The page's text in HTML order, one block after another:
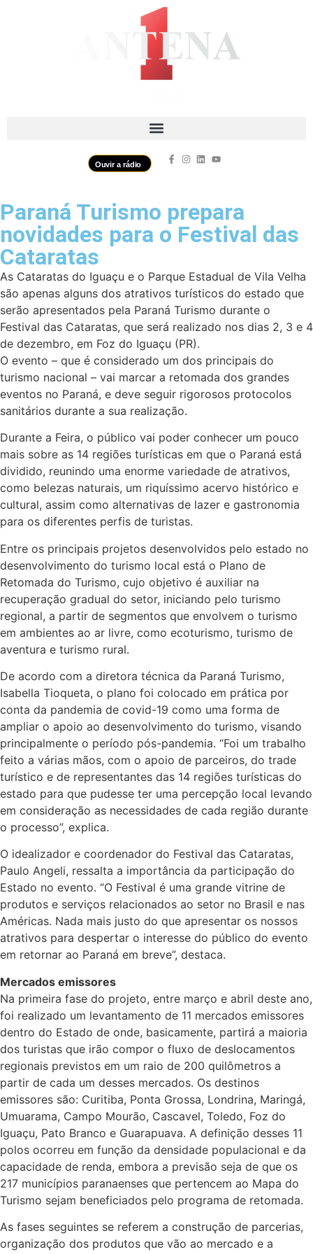
Ouvir a rádio
Paraná Turismo prepara
novidades para o Festival das
Cataratas
As Cataratas do Iguaçu e o Parque Estadual de Vila Velha
são apenas alguns dos atrativos turísticos do estado que
serão apresentados pela Paraná Turismo durante o
Festival das Cataratas, que será realizado nos dias 2, 3 e 4
de dezembro, em Foz do Iguaçu (PR).
O evento – que é considerado um dos principais do
turismo nacional – vai marcar a retomada dos grandes
eventos no Paraná, e deve seguir rigorosos protocolos
sanitários durante a sua realização.
Durante a Feira, o público vai poder conhecer um pouco
mais sobre as 14 regiões turísticas em que o Paraná está
dividido, reunindo uma enorme variedade de atrativos,
como belezas naturais, um riquíssimo acervo histórico e
cultural, assim como alternativas de lazer e gastronomia
para os diferentes perfis de turistas.
Entre os principais projetos desenvolvidos pelo estado no
desenvolvimento do turismo local está o Plano de
Retomada do Turismo, cujo objetivo é auxiliar na
recuperação gradual do setor, iniciando pelo turismo
regional, a partir de segmentos que envolvem o turismo
em ambientes ao ar livre, como ecoturismo, turismo de
aventura e turismo rural.
De acordo com a diretora técnica da Paraná Turismo,
Isabella Tioqueta, o plano foi colocado em prática por
conta da pandemia de covid-19 como uma forma de
ampliar o apoio ao desenvolvimento do turismo, visando
principalmente o período pós-pandemia. “Foi um trabalho
feito a várias mãos, com o apoio de parceiros, do trade
turístico e de representantes das 14 regiões turísticas do
estado para que pudesse ter uma percepção local levando
em consideração as necessidades de cada região durante
o processo”, explica.
O idealizador e coordenador do Festival das Cataratas,
Paulo Angeli, ressalta a importância da participação do
Estado no evento. “O Festival é uma grande vitrine de
produtos e serviços relacionados ao setor no Brasil e nas
Américas. Nada mais justo do que apresentar os nossos
atrativos para despertar o interesse do público do evento
em retornar ao Paraná em breve”, destaca.
Mercados emissores
Na primeira fase do projeto, entre março e abril deste ano,
foi realizado um levantamento de 11 mercados emissores
dentro do Estado de onde, basicamente, partirá a maioria
dos turistas que irão compor o fluxo de deslocamentos
regionais previstos em um raio de 200 quilômetros a
partir de cada um desses mercados. Os destinos
emissores são: Curitiba, Ponta Grossa, Londrina, Maringá,
Umuarama, Campo Mourão, Cascavel, Toledo, Foz do
Iguaçu, Pato Branco e Guarapuava. A definição desses 11
polos ocorreu em função da densidade populacional e da
capacidade de renda, embora a previsão seja de que os
217 municípios paranaenses que pertencem ao Mapa do
Turismo sejam beneficiados pelo programa de retomada.
As fases seguintes se referem a construção de parcerias,
organização dos produtos que vão ao mercado e a